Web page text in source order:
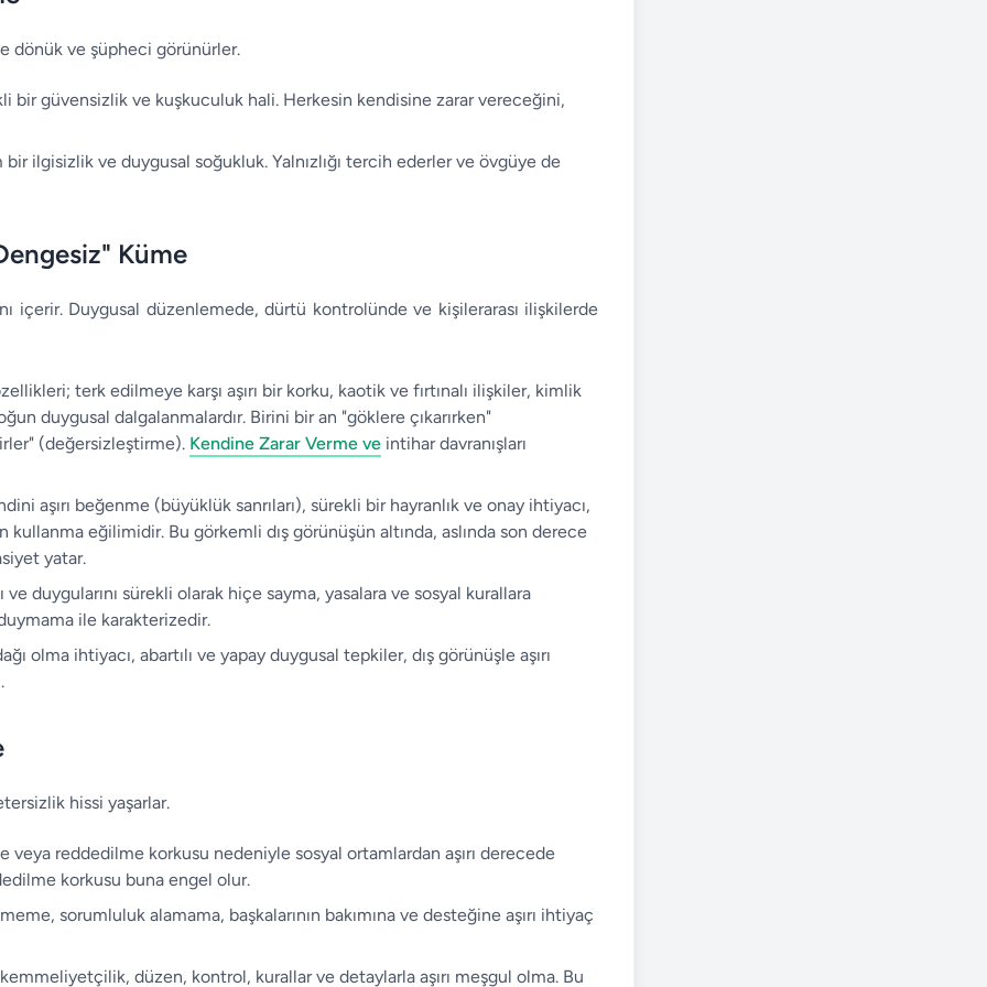
dönük ve şüpheci görünürler.
bir güvensizlik ve kuşkuculuk hali. Herkesin kendisine zarar vereceğini,
ilgisizlik ve duygusal soğukluk. Yalnızlığı tercih ederler ve övgüye de
Küme
içerir. Duygusal düzenlemede, dürtü kontrolünde ve kişilerarası ilişkilerde
terk edilmeye karşı aşırı bir korku, kaotik ve fırtınalı ilişkiler, kimlik
duygusal dalgalanmalardır. Birini bir an "göklere çıkarırken"
(değersizleştirme). Kendine Zarar Verme ve intihar davranışları
aşırı beğenme (büyüklük sanrıları), sürekli bir hayranlık ve onay ihtiyacı,
kullanma eğilimidir. Bu görkemli dış görünüşün altında, aslında son derece
yatar.
ve duygularını sürekli olarak hiçe sayma, yasalara ve sosyal kurallara
ile karakterizedir.
olma ihtiyacı, abartılı ve yapay duygusal tepkiler, dış görünüşle aşırı
hissi yaşarlar.
veya reddedilme korkusu nedeniyle sosyal ortamlardan aşırı derecede
korkusu buna engel olur.
sorumluluk alamama, başkalarının bakımına ve desteğine aşırı ihtiyaç
düzen, kontrol, kurallar ve detaylarla aşırı meşgul olma. Bu